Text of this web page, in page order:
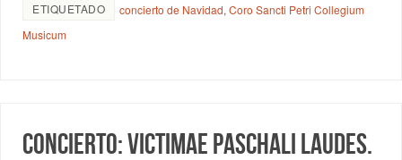
ETIQUETADO concierto de Navidad,Coro Sancti Petri Collegium
Musicum
Concierto: Victimae Paschali Laudes.